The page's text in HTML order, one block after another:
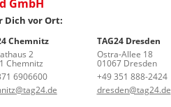
GmbH
Dich vor Ort:
Chemnitz
2
Chemnitz
6906600
TAG24 Dresden
Ostra-Allee 18
01067 Dresden
+49 351 888-2424
dresden@tag24.de